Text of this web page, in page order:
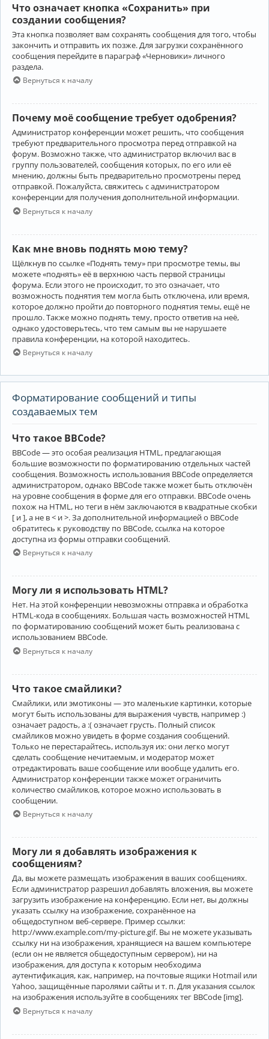
Что означает кнопка «Сохранить» при
создании сообщения?
Эта кнопка позволяет вам сохранять сообщения для того, чтобы
закончить и отправить их позже. Для загрузки сохранённого
сообщения перейдите в параграф «Черновики» личного
раздела.
Вернуться к началу
Почему моё сообщение требует одобрения?
Администратор конференции может решить, что сообщения
требуют предварительного просмотра перед отправкой на
форум. Возможно также, что администратор включил вас в
группу пользователей, сообщения которых, по его или её
мнению, должны быть предварительно просмотрены перед
отправкой. Пожалуйста, свяжитесь с администратором
конференции для получения дополнительной информации.
Вернуться к началу
Как мне вновь поднять мою тему?
Щёлкнув по ссылке «Поднять тему» при просмотре темы, вы
можете «поднять» её в верхнюю часть первой страницы
форума. Если этого не происходит, то это означает, что
возможность поднятия тем могла быть отключена, или время,
которое должно пройти до повторного поднятия темы, ещё не
прошло. Также можно поднять тему, просто ответив на неё,
однако удостоверьтесь, что тем самым вы не нарушаете
правила конференции, на которой находитесь.
Вернуться к началу
Форматирование сообщений и типы
создаваемых тем
Что такое BBCode?
BBCode — это особая реализация HTML, предлагающая
большие возможности по форматированию отдельных частей
сообщения. Возможность использования BBCode определяется
администратором, однако BBCode также может быть отключён
на уровне сообщения в форме для его отправки. BBCode очень
похож на HTML, но теги в нём заключаются в квадратные скобки
[ и ], а не в < и >. За дополнительной информацией о BBCode
обратитесь к руководству по BBCode, ссылка на которое
доступна из формы отправки сообщений.
Вернуться к началу
Могу ли я использовать HTML?
Нет. На этой конференции невозможны отправка и обработка
HTML-кода в сообщениях. Большая часть возможностей HTML
по форматированию сообщений может быть реализована с
использованием BBCode.
Вернуться к началу
Что такое смайлики?
Смайлики, или эмотиконы — это маленькие картинки, которые
могут быть использованы для выражения чувств, например :)
означает радость, а :( означает грусть. Полный список
смайликов можно увидеть в форме создания сообщений.
Только не перестарайтесь, используя их: они легко могут
сделать сообщение нечитаемым, и модератор может
отредактировать ваше сообщение или вообще удалить его.
Администратор конференции также может ограничить
количество смайликов, которое можно использовать в
сообщении.
Вернуться к началу
Могу ли я добавлять изображения к
сообщениям?
Да, вы можете размещать изображения в ваших сообщениях.
Если администратор разрешил добавлять вложения, вы можете
загрузить изображение на конференцию. Если нет, вы должны
указать ссылку на изображение, сохранённое на
общедоступном веб-сервере. Пример ссылки:
http://www.example.com/my-picture.gif. Вы не можете указывать
ссылку ни на изображения, хранящиеся на вашем компьютере
(если он не является общедоступным сервером), ни на
изображения, для доступа к которым необходима
аутентификация, как, например, на почтовые ящики Hotmail или
Yahoo, защищённые паролями сайты и т. п. Для указания ссылок
на изображения используйте в сообщениях тег BBCode [img].
Вернуться к началу